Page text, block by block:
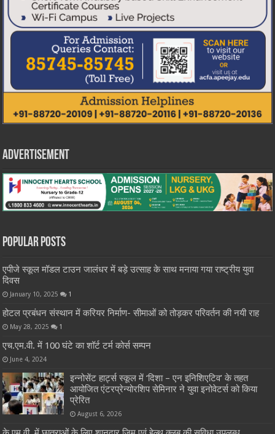
Advertisement
Popular Posts
एपीजे स्कूल मॉडल टाउन जालंधर में बड़े उत्साह के साथ मनाया गया राष्ट्रीय युवा
दिवस
January 10, 2025 1
होटल प्रबंधन संस्थान में करियर निर्माण- सीमाओं को तोड़कर परिवर्तन की नयी राह
May 28, 2025 1
एच.एम.वी. में 100 घंटे का शॉर्ट टर्म कोर्स सम्पन
June 4, 2024
इन्नोसेंट हार्ट्स स्कूल में ‘दिशा – एन इनिशिएटिव’ के तहत
आयोजित एंटरप्रेन्योरशिप सेमिनार ने युवा इनोवेटर्स को किया
प्रेरित
August 6, 2026